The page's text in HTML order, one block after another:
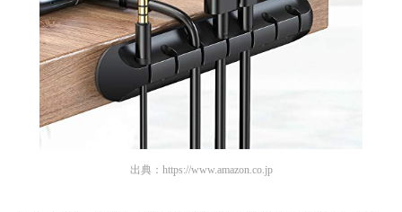
出典： https://www.amazon.co.jp